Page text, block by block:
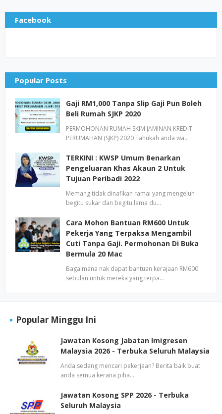
Facebook
Popular Posts
Gaji RM1,000 Tanpa Slip Gaji Pun Boleh
Beli Rumah SJKP 2020
PERMOHONAN RUMAH SKIM JAMINAN KREDIT
PERUMAHAN (SJKP) 2020 Tahukah anda wa…
TERKINI : KWSP Umum Benarkan
Pengeluaran Khas Akaun 2 Untuk
Tujuan Peribadi 2022
Memang tidak dinafikan ramai yang mengeluh
begitu sukar dan begitu lama du…
Cara Mohon Bantuan RM600 Untuk
Pekerja Yang Terpaksa Mengambil
Cuti Tanpa Gaji. Permohonan Di Buka
Bermula 20 Mac
Bagaimana nak dapat bantuan kerajaan RM600
sebulan untuk mereka yang terpa…
Popular Minggu Ini
Jawatan Kosong Jabatan Imigresen
Malaysia 2026 - Terbuka Seluruh Malaysia
Anda sedang mencari pekerjaan? Berita baik buat
anda semua kerana piha…
Jawatan Kosong SPP 2026 - Terbuka
Seluruh Malaysia